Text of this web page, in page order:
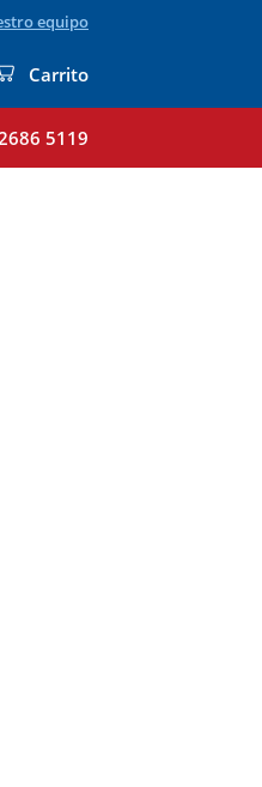
equipo
Carrito
5119